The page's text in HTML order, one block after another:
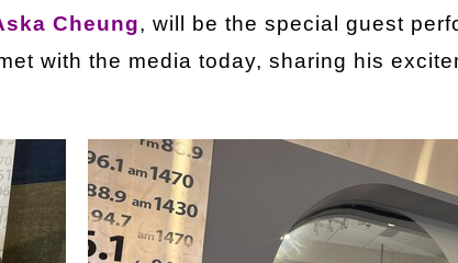
Cheung, will be the special guest
with the media today, sharing his